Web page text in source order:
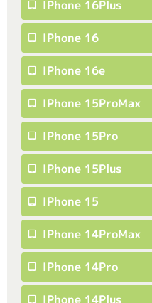
IPhone 16Plus
IPhone 16
IPhone 16e
IPhone 15ProMax
IPhone 15Pro
IPhone 15Plus
IPhone 15
IPhone 14ProMax
IPhone 14Pro
IPhone 14Plus